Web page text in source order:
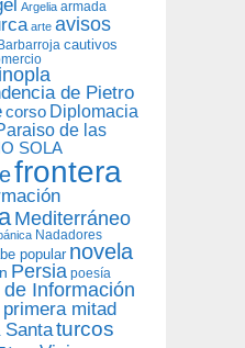
Argelia armada
arte avisos
cautivos
de Pietro
corso Diplomacia
de las
SOLA
frontera
Mediterráneo
Nadadores
popular novela
Persia poesía
Información
mitad
Santaturcos